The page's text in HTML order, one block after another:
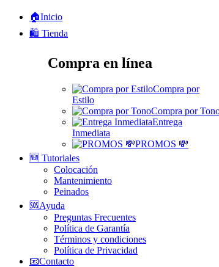
🏠Inicio
🛍️ Tienda
Compra en línea
Compra por
Estilo
Compra por
Entrega
Inmediata
PROMOS 💸
🆕 Tutoriales
Colocación
Mantenimiento
Peinados
🆘Ayuda
Preguntas Frecuentes
Política de Garantía
Términos y condiciones
Política de Privacidad
📧Contacto